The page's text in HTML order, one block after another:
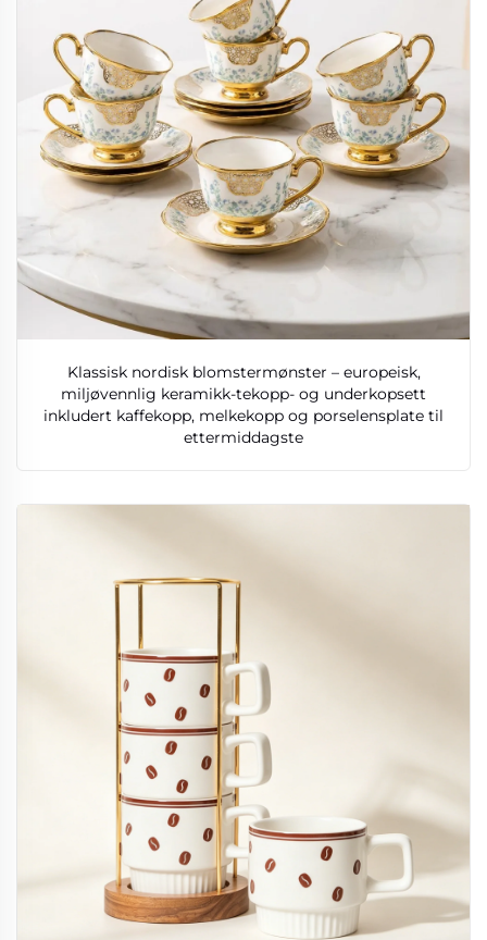
Klassisk nordisk blomstermønster – europeisk,
miljøvennlig keramikk-tekopp- og underkopsett
inkludert kaffekopp, melkekopp og porselensplate til
ettermiddagste